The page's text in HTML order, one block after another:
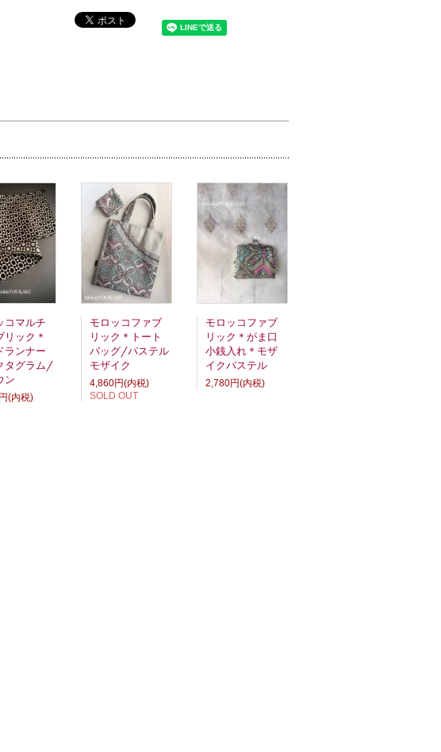
コマルチ
リック＊
ランナー
タグラム/
ン
(内税)
モロッコファブ
リック＊トート
バッグ/パステル
モザイク
4,860円(内税)
SOLD OUT
モロッコファブ
リック＊がま口
小銭入れ＊モザ
イクパステル
2,780円(内税)